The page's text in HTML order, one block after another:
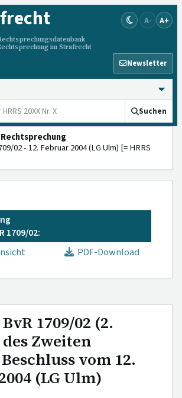
im Strafrecht
A- A+
Newsletter
Suchen
Rechtsprechung
02 - 12. Februar 2004 (LG Ulm) [= HRRS
1709/02:
PDF-Download
1709/02 (2.
Zweiten
vom 12.
(LG Ulm)